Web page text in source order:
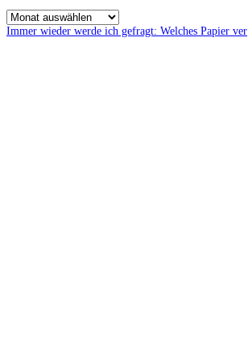
Immer wieder werde ich gefragt: Welches Papier ver